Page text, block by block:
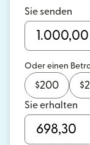
Sie senden
Oder einen
$200 $
Sie erhalten